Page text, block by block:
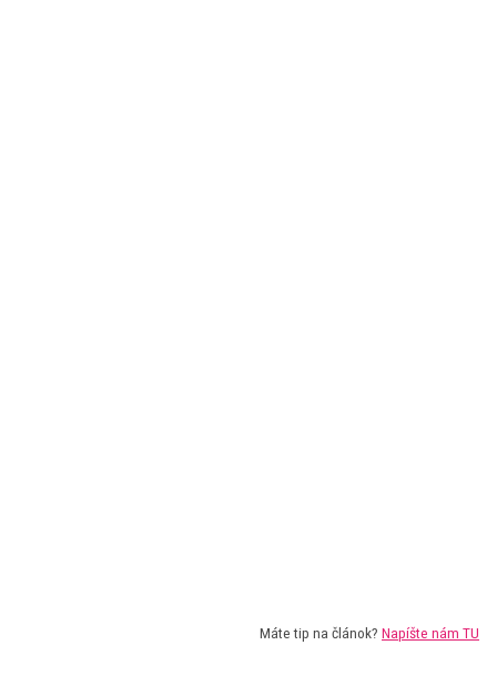
Máte tip na článok? Napíšte nám TU